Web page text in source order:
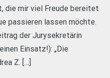
die mir viel Freude bereitet
passieren lassen möchte.
der Jurysekretärin
Einsatz!): „Die
Z. […]